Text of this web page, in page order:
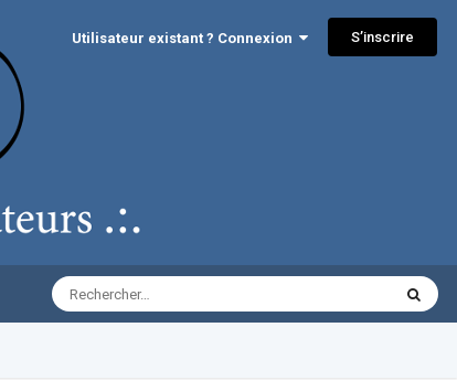
Utilisateur existant ? Connexion S’inscrire